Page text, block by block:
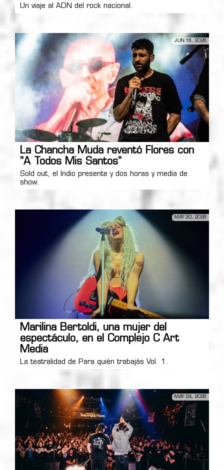
Un viaje al ADN del rock nacional.
JUN 16, 2026
La Chancha Muda reventó Flores con
"A Todos Mis Santos"
Sold out, el Indio presente y dos horas y media de
show.
MAY 30, 2026
Marilina Bertoldi, una mujer del
espectáculo, en el Complejo C Art
Media
La teatralidad de Para quién trabajás Vol. 1.
MAY 24, 2026